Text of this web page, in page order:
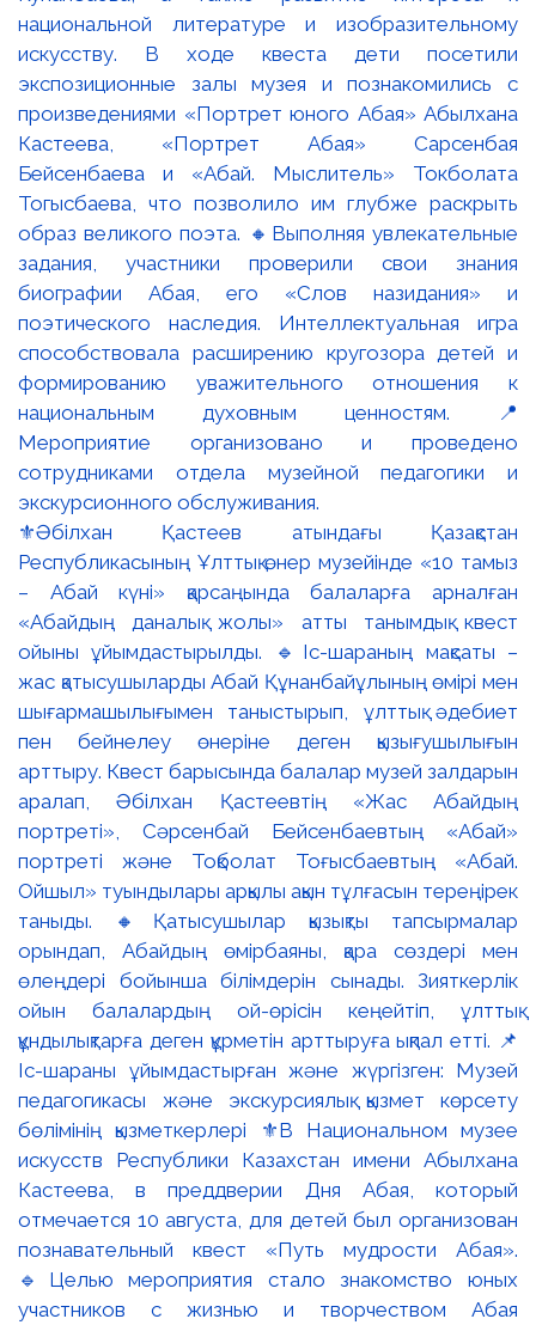
⚜️Әбілхан Қастеев атындағы Қазақстан
Республикасының Ұлттық өнер музейінде «10 тамыз
– Абай күні» қарсаңында балаларға арналған
«Абайдың даналық жолы» атты танымдық квест
ойыны ұйымдастырылды. 🔹Іс-шараның мақсаты –
жас қатысушыларды Абай Құнанбайұлының өмірі мен
шығармашылығымен таныстырып, ұлттық әдебиет
пен бейнелеу өнеріне деген қызығушылығын
арттыру. Квест барысында балалар музей залдарын
аралап, Әбілхан Қастеевтің «Жас Абайдың
портреті», Сәрсенбай Бейсенбаевтың «Абай»
портреті және Тоқболат Тоғысбаевтың «Абай.
Ойшыл» туындылары арқылы ақын тұлғасын тереңірек
таныды. 🔸Қатысушылар қызықты тапсырмалар
орындап, Абайдың өмірбаяны, қара сөздері мен
өлеңдері бойынша білімдерін сынады. Зияткерлік
ойын балалардың ой-өрісін кеңейтіп, ұлттық
құндылықтарға деген құрметін арттыруға ықпал етті. 📌
Іс-шараны ұйымдастырған және жүргізген: Музей
педагогикасы және экскурсиялық қызмет көрсету
бөлімінің қызметкерлері ⚜️В Национальном музее
искусств Республики Казахстан имени Абылхана
Кастеева, в преддверии Дня Абая, который
отмечается 10 августа, для детей был организован
познавательный квест «Путь мудрости Абая».
🔹Целью мероприятия стало знакомство юных
участников с жизнью и творчеством Абая